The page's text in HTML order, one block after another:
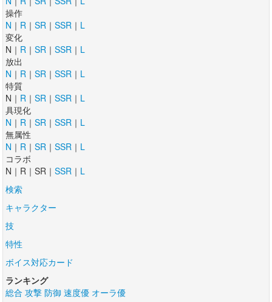
操作
N ｜ R ｜ SR ｜ SSR ｜ L
変化
N｜ R ｜ SR ｜ SSR ｜ L
放出
N ｜ R ｜ SR ｜ SSR ｜ L
特質
N｜ R ｜ SR ｜ SSR ｜ L
具現化
N ｜ R ｜ SR ｜ SSR ｜ L
無属性
N ｜ R ｜ SR ｜ SSR ｜ L
コラボ
N｜R｜SR｜ SSR ｜ L
検索
キャラクター
技
特性
ボイス対応カード
ランキング
総合 攻撃 防御 速度優 オーラ優